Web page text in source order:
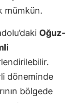
mümkün.
Oğuz-
döneminde
bölgede